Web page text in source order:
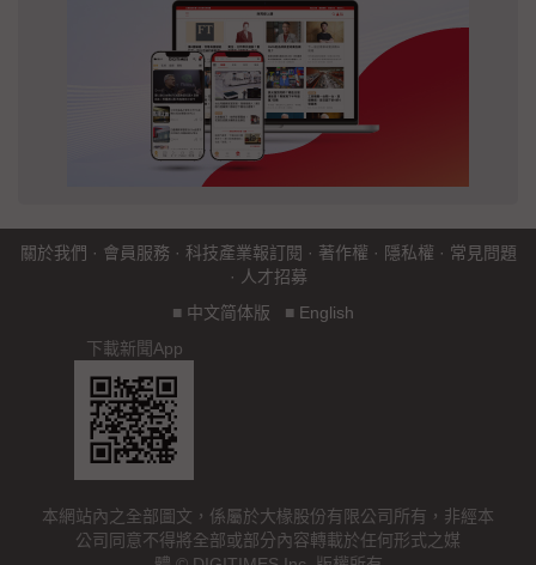
關於我們 · 會員服務 · 科技產業報訂閱 · 著作權 · 隱私權 · 常見問題
· 人才招募
■ 中文简体版 ■ English
下載新聞App
本網站內之全部圖文，係屬於大椽股份有限公司所有，非經本
公司同意不得將全部或部分內容轉載於任何形式之媒